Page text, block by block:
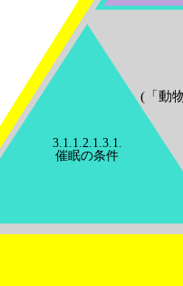
(「動
3.1.1.2.1.3.1.
催眠の条件